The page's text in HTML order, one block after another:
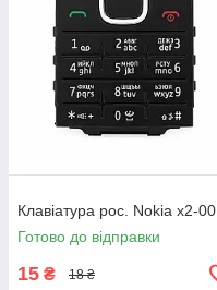
Клавіатура рос. Nokia x2-00
Готово до відправки
15 ₴ 18 ₴